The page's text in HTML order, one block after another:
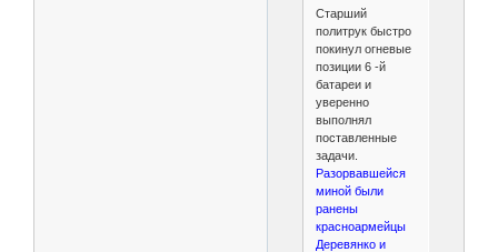
Старший
политрук быстро
покинул огневые
позиции 6 -й
батареи и
уверенно
выполнял
поставленные
задачи.
Разорвавшейся
миной были
ранены
красноармейцы
Деревянко и